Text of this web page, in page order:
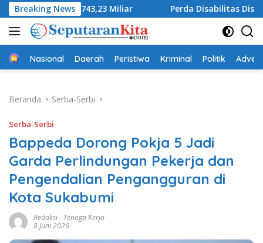
Langsung
ke
konten
Breaking News
Rp743,23 Miliar Perda Disabilitas Disahkan, DPRD
Beranda
Nasional Daerah Peristiwa Kriminal Politik
Beranda Serba-Serbi
Serba-Serbi
Bappeda Dorong Pokja 5 Jadi
Garda Perlindungan Pekerja dan
Pengendalian Pengangguran di
Kota Sukabumi
Redaksi- Tenaga Kerja
8 Juni 2026